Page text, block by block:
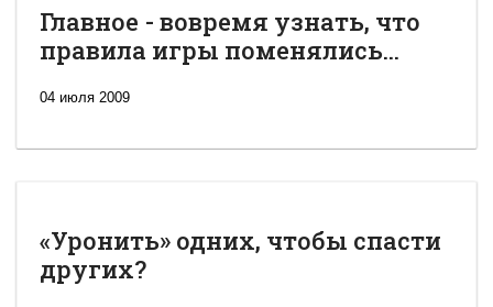
Главное - вовремя узнать, что
правила игры поменялись...
04 июля 2009
«Уронить» одних, чтобы спасти
других?